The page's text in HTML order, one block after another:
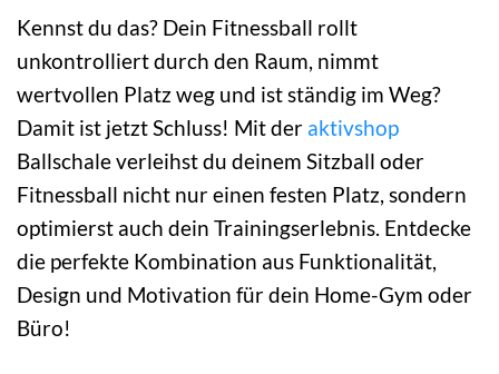
Kennst du das? Dein Fitnessball rollt
unkontrolliert durch den Raum, nimmt
wertvollen Platz weg und ist ständig im Weg?
Damit ist jetzt Schluss! Mit der aktivshop
Ballschale verleihst du deinem Sitzball oder
Fitnessball nicht nur einen festen Platz, sondern
optimierst auch dein Trainingserlebnis. Entdecke
die perfekte Kombination aus Funktionalität,
Design und Motivation für dein Home-Gym oder
Büro!